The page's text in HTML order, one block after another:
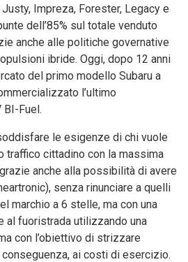
Impreza, Forester, Legacy e
dell’85% sul totale venduto
anche alle politiche governative
ibride. Oggi, dopo 12 anni
del primo modello Subaru a
l’ultimo
BI-Fuel.
le esigenze di chi vuole
traffico cittadino con la massima
anche alla possibilità di avere
senza rinunciare a quelli
marchio a 6 stelle, ma con una
al fuoristrada utilizzando una
con l’obiettivo di strizzare
conseguenza, ai costi di esercizio.